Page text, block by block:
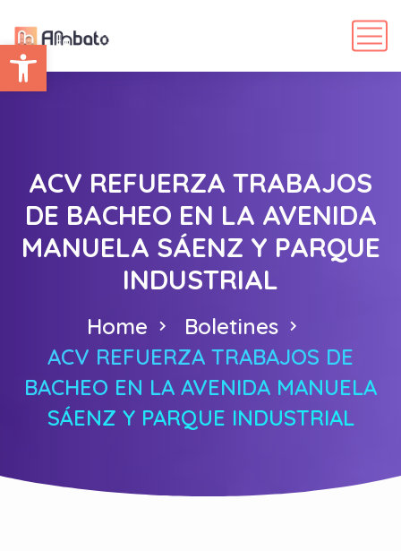
Abrir barra de herramientas
ACV REFUERZA TRABAJOS
DE BACHEO EN LA AVENIDA
MANUELA SÁENZ Y PARQUE
INDUSTRIAL
Home
Boletines
ACV REFUERZA TRABAJOS DE
BACHEO EN LA AVENIDA MANUELA
SÁENZ Y PARQUE INDUSTRIAL